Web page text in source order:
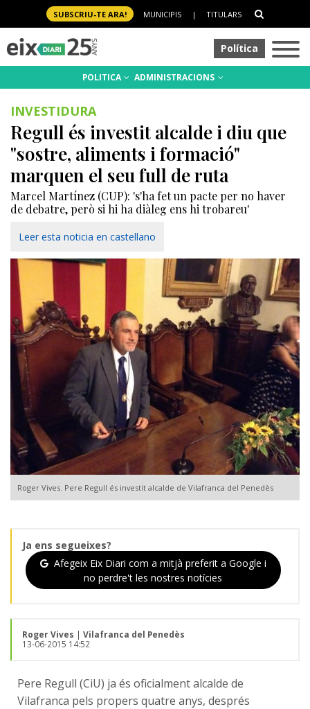
SUBSCRIU-TE ARA! MUNICIPIS | TITULARS
Política
POLITICA ADMINISTRACIONS
INVESTIDURA
Regull és investit alcalde i diu que
"sostre, aliments i formació"
marquen el seu full de ruta
Marcel Martínez (CUP): 's'ha fet un pacte per no haver
de debatre, però si hi ha diàleg ens hi trobareu'
Leer esta noticia en castellano
Roger Vives. Pere Regull és investit alcalde de Vilafranca del Penedès
Ja ens segueixes?
Afegeix Eix Diari com a mitjà preferit a Google i
no perdre't les nostres notícies
Roger Vives | Vilafranca del Penedès
13-06-2015 14:52
Pere Regull (CiU) ja és oficialment alcalde de
Vilafranca pels propers quatre anys, després